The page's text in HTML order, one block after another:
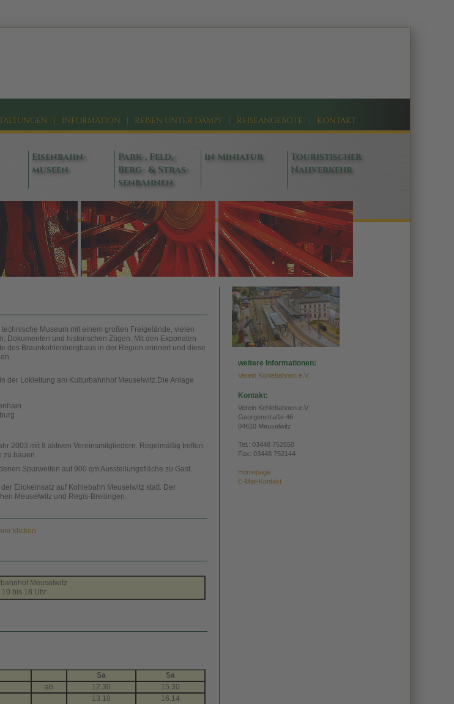
| INFORMATION | REISEN UNTER DAMPF | REISEANGEBOTE | KONTAKT
Eisenbahn-
museen
Park-, Feld,-
Berg- & Stras-
senbahnen
in Miniatur
Touristischer
Nahverkehr
Museum mit einem großen Freigelände, vielen
Dokumenten und historischen Zügen. Mit den Exponaten
des Braunkohlenbergbaus in der Region erinnert und diese
der Lokleitung am Kulturbahnhof Meuselwitz.Die Anlage
2003 mit 8 aktiven Vereinsmitgliedern. Regelmäßig treffen
zu bauen.
Spurweiten auf 900 qm Ausstellungsfläche zu Gast.
Ellokeinsatz auf Kohlebahn Meuselwitz statt. Der
Meuselwitz und Regis-Breitingen.
klicken
Meuselwitz
10 bis 18 Uhr
Sa
Sa
ab 12.30
15.30
13.10
16.14
weitere Informationen:
Verein Kohlebahnen e.V.
Kontakt:
Verein Kohlebahnen e.V.
Georgenstraße 46
04610 Meuselwitz
Tel.: 03448 752550
Fax: 03448 752144
Homepage
E-Mail-Kontakt